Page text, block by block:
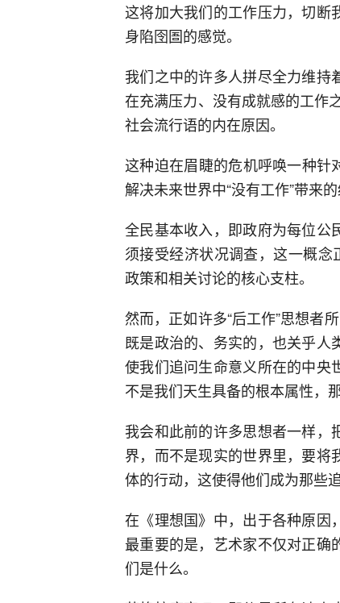
这将加大我们的工作压力，切断
身陷囹圄的感觉。
我们之中的许多人拼尽全力维持
在充满压力、没有成就感的工作
社会流行语的内在原因。
这种迫在眉睫的危机呼唤一种针
解决未来世界中“没有工作”带来
全民基本收入，即政府为每位公
须接受经济状况调查，这一概念
政策和相关讨论的核心支柱。
然而，正如许多“后工作”思想者
既是政治的、务实的，也关乎人
使我们追问生命意义所在的中央
不是我们天生具备的根本属性，
我会和此前的许多思想者一样，
界，而不是现实的世界里，要将
体的行动，这使得他们成为那些
在《理想国》中，出于各种原因
最重要的是，艺术家不仅对正确
们是什么。